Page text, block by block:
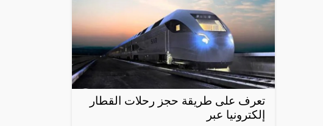
تعرف على طريقة حجز رحلات القطار
إلكترونيا عبر